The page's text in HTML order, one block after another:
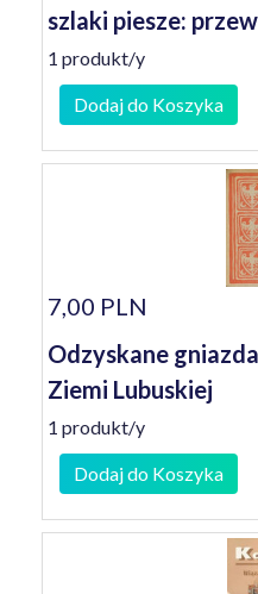
szlaki piesze:
1 produkt/y
Dodaj do Koszyka
7,00 PLN
Odzyskane
Ziemi Lubuskiej
1 produkt/y
Dodaj do Koszyka